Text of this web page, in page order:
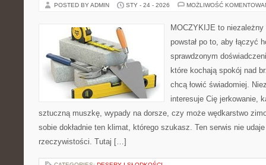
POSTED BY ADMIN STY - 24 - 2026 MOŻLIWOŚĆ
MOCZYKIJE to
powstał po to, aby łączyć
sprawdzonym
które kochają spokój nad
chcą łowić świadomiej.
interesuje Cię jerkowanie,
sztuczną muszkę, wypady na dorsze, czy może wędkarstwo
sobie dokładnie ten klimat, którego szukasz. Ten serwis nie
rzeczywistości. Tutaj […]